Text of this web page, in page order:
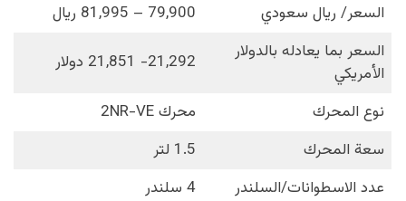
السعر/ ريال سعودي
79,900 – 81,995 ريال
السعر بما يعادله بالدولار
الأمريكي
21,292- 21,851 دولار
نوع المحرك
محرك 2NR-VE
سعة المحرك
1.5 لتر
عدد الاسطوانات/السلندر
4 سلندر